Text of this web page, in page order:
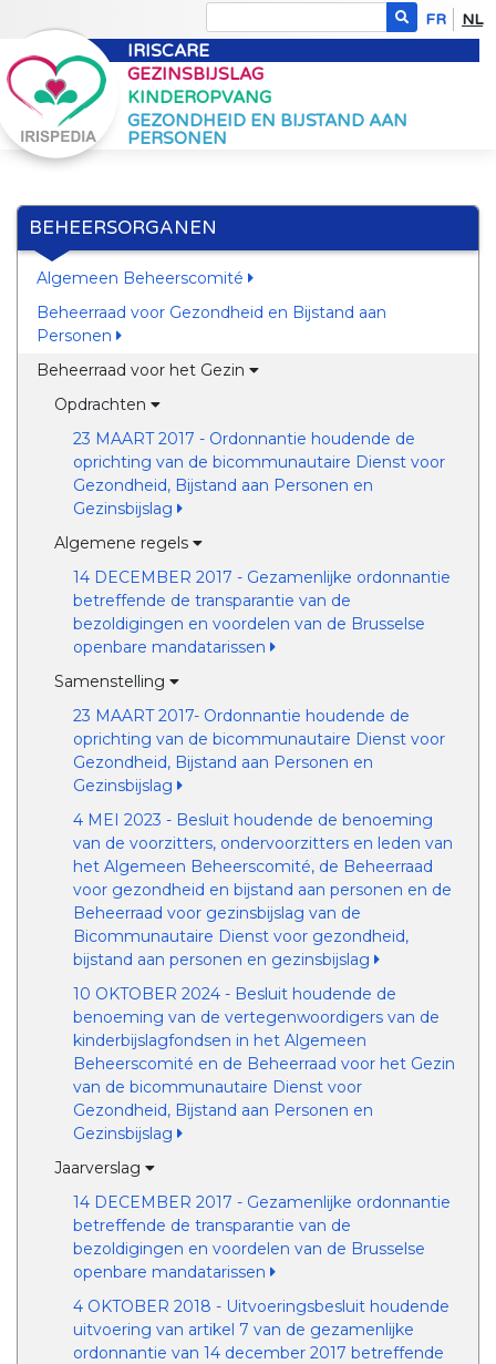
FR NL
IRISCARE
GEZINSBIJSLAG
KINDEROPVANG
GEZONDHEID EN BIJSTAND AAN
PERSONEN
BEHEERSORGANEN
Algemeen Beheerscomité
Beheerraad voor Gezondheid en Bijstand aan
Personen
Beheerraad voor het Gezin
Opdrachten
23 MAART 2017 - Ordonnantie houdende de
oprichting van de bicommunautaire Dienst voor
Gezondheid, Bijstand aan Personen en
Gezinsbijslag
Algemene regels
14 DECEMBER 2017 - Gezamenlijke ordonnantie
betreffende de transparantie van de
bezoldigingen en voordelen van de Brusselse
openbare mandatarissen
Samenstelling
23 MAART 2017- Ordonnantie houdende de
oprichting van de bicommunautaire Dienst voor
Gezondheid, Bijstand aan Personen en
Gezinsbijslag
4 MEI 2023 - Besluit houdende de benoeming
van de voorzitters, ondervoorzitters en leden van
het Algemeen Beheerscomité, de Beheerraad
voor gezondheid en bijstand aan personen en de
Beheerraad voor gezinsbijslag van de
Bicommunautaire Dienst voor gezondheid,
bijstand aan personen en gezinsbijslag
10 OKTOBER 2024 - Besluit houdende de
benoeming van de vertegenwoordigers van de
kinderbijslagfondsen in het Algemeen
Beheerscomité en de Beheerraad voor het Gezin
van de bicommunautaire Dienst voor
Gezondheid, Bijstand aan Personen en
Gezinsbijslag
Jaarverslag
14 DECEMBER 2017 - Gezamenlijke ordonnantie
betreffende de transparantie van de
bezoldigingen en voordelen van de Brusselse
openbare mandatarissen
4 OKTOBER 2018 - Uitvoeringsbesluit houdende
uitvoering van artikel 7 van de gezamenlijke
ordonnantie van 14 december 2017 betreffende